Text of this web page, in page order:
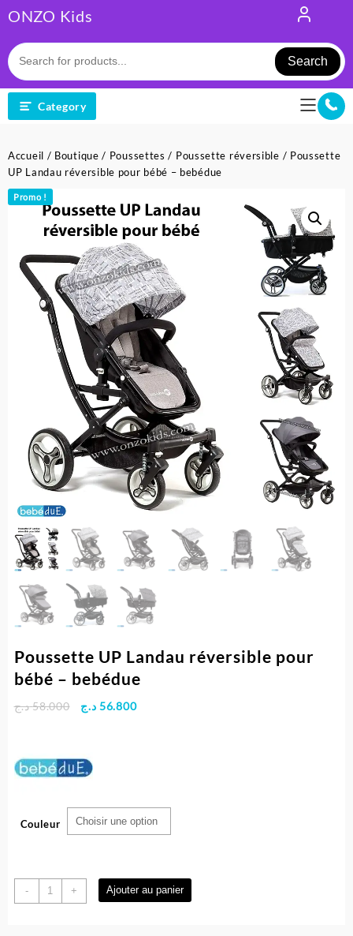
to
content
ONZO Kids
Search
Category
Accueil / Boutique / Poussettes / Poussette réversible / Poussette
UP Landau réversible pour bébé – bebédue
Promo !
Poussette UP Landau réversible pour
bébé – bebédue
58.000 د.ج
Le
56.800 د.ج
Le
Couleur
-
quantité
de
+ Ajouter au panier